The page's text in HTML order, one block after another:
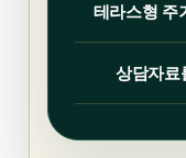
테라스형 주
상담자료